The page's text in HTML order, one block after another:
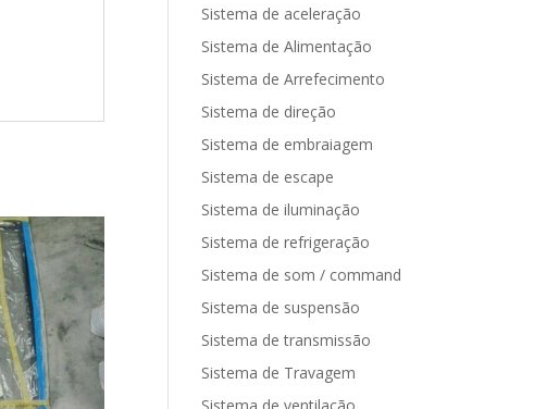
Sistema de aceleração
Sistema de Alimentação
Sistema de Arrefecimento
Sistema de direção
Sistema de embraiagem
Sistema de escape
Sistema de iluminação
Sistema de refrigeração
Sistema de som / command
Sistema de suspensão
Sistema de transmissão
Sistema de Travagem